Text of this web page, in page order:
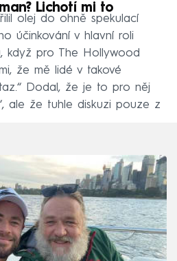
Lichotí mi to
olej do ohně spekulací
účinkování v hlavní roli
když pro The Hollywood
že mě lidé v takové
Dodal, že je to pro něj
ale že tuhle diskuzi pouze z